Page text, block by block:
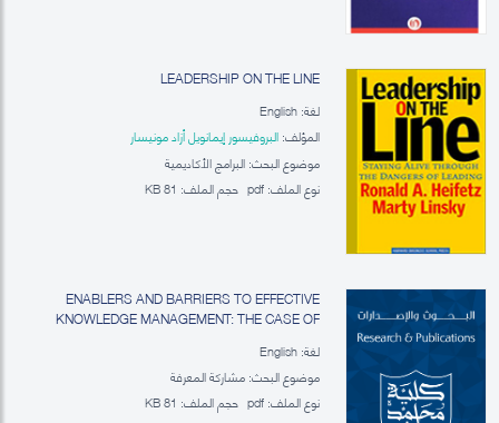
LEADERSHIP ON THE LINE
لغة: English
المؤلف: البروفيسور إيمانويل أزاد مونيسار
موضوع البحث: البرامج الأكاديمية
نوع الملف:
حجم الملف:
ENABLERS AND BARRIERS TO EFFECTIVE
KNOWLEDGE MANAGEMENT: THE CASE OF
لغة: English
موضوع البحث: مشاركة المعرفة
نوع الملف:
حجم الملف: